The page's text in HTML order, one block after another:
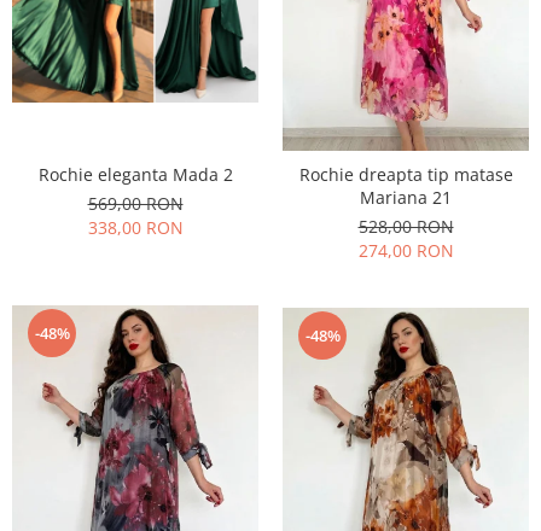
Rochie eleganta Mada 2
569,00 RON
338,00 RON
Rochie dreapta tip matase
Mariana 21
528,00 RON
274,00 RON
-48% -48%